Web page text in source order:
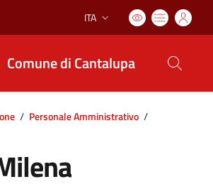
Lingua attiva:
ITA
Comune di Cantalupa
/ Personale Amministrativo /